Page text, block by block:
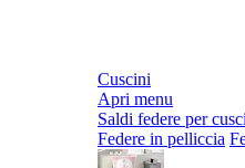
Cuscini
Apri menu
Saldi federe per
Federe in pelliccia